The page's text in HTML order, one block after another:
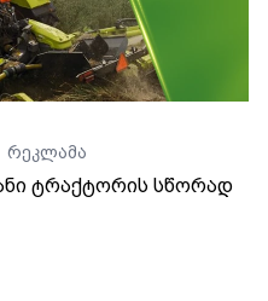
რეკლამა
ტრაქტორის სწორად